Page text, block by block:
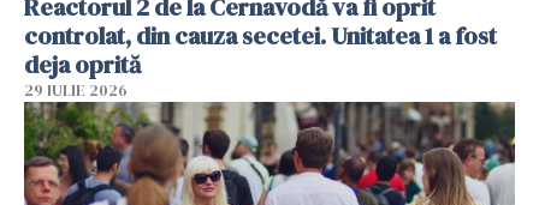
Reactorul 2 de la Cernavodă va fi oprit
controlat, din cauza secetei. Unitatea 1 a fost
deja oprită
29 IULIE 2026